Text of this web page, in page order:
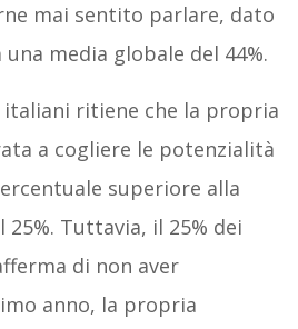
mai sentito parlare, dato
media globale del 44%.
italiani ritiene che la propria
a cogliere le potenzialità
superiore alla
Tuttavia, il 25% dei
di non aver
anno, la propria